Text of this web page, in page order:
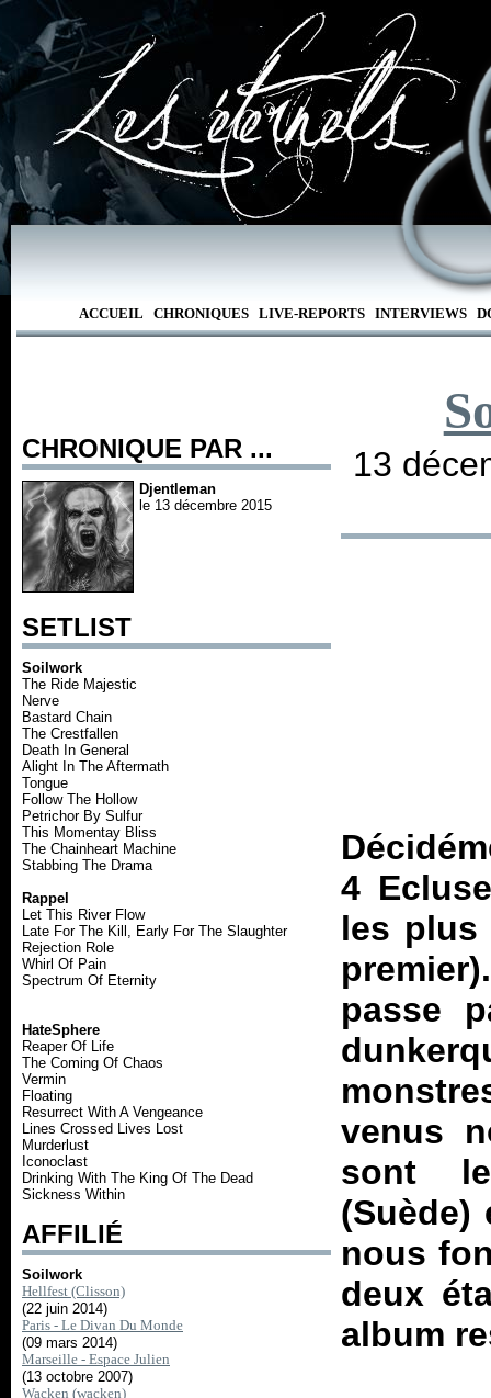
ACCUEIL CHRONIQUES LIVE-REPORTS INTERVIEWS
CHRONIQUE PAR ...
Djentleman
le 13 décembre 2015
SETLIST
Soilwork
The Ride Majestic
Nerve
Bastard Chain
The Crestfallen
Death In General
Alight In The Aftermath
Tongue
Follow The Hollow
Petrichor By Sulfur
This Momentay Bliss
The Chainheart Machine
Stabbing The Drama
Rappel
Let This River Flow
Late For The Kill, Early For The Slaughter
Rejection Role
Whirl Of Pain
Spectrum Of Eternity
HateSphere
Reaper Of Life
The Coming Of Chaos
Vermin
Floating
Resurrect With A Vengeance
Lines Crossed Lives Lost
Murderlust
Iconoclast
Drinking With The King Of The Dead
Sickness Within
AFFILIÉ
Soilwork
Hellfest (Clisson)
(22 juin 2014)
Paris - Le Divan Du Monde
(09 mars 2014)
Marseille - Espace Julien
(13 octobre 2007)
Wacken (wacken)
13
4
les plus
passe
venus
sont
(Suède)
nous
deux
album